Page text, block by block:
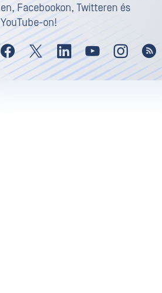
en, Facebookon, Twitteren és
YouTube-on!